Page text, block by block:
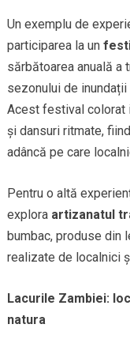
Un exemplu de
participarea la un
sărbătoarea anuală a
sezonului de
Acest festival colorat
și dansuri ritmate,
adâncă pe care
Pentru o altă
explora artizanatul
bumbac, produse din
realizate de localnici
Lacurile Zambiei:
natura